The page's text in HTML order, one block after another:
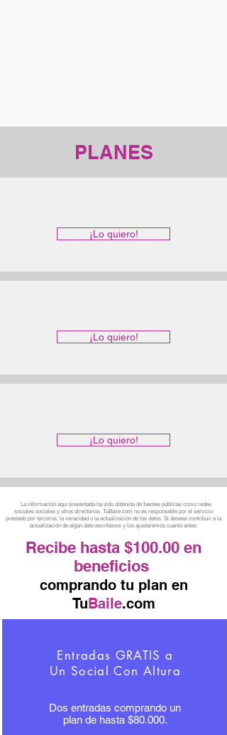
PLANES
¡Lo quiero!
¡Lo quiero!
¡Lo quiero!
La información aquí presentada ha sido obtenida de fuentes públicas como redes
sociales sociales y otros directorios. TuBaile.com no es responsable por el servicio
prestado por terceros, la veracidad o la actualización de los datos. Si deseas contribuir a la
actualización de algún dato escríbenos y los ajustaremos cuanto antes.
Recibe hasta $100.00 en
beneficios
comprando tu plan en
TuBaile.com
Entradas GRATIS a
Un Social Con Altura
Dos entradas comprando un
plan de hasta $80.000.